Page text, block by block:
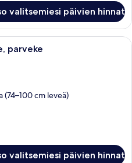
valitsemiesi päivien hinnat
Moderni hotellihuone, jossa on
parveke
(74–100 cm leveä)
valitsemiesi päivien hinnat